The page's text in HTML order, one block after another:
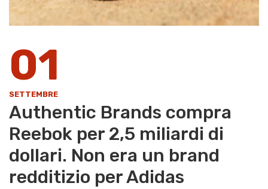
01
SETTEMBRE
Authentic Brands compra
Reebok per 2,5 miliardi di
dollari. Non era un brand
redditizio per Adidas